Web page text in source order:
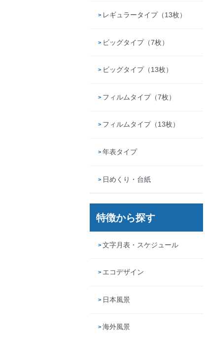
レギュラータイプ（13枚）
ビッグタイプ（7枚）
ビッグタイプ（13枚）
フィルムタイプ（7枚）
フィルムタイプ（13枚）
年表タイプ
日めくり・台紙
特徴から探す
文字月表・スケジュール
エコデザイン
日本風景
海外風景